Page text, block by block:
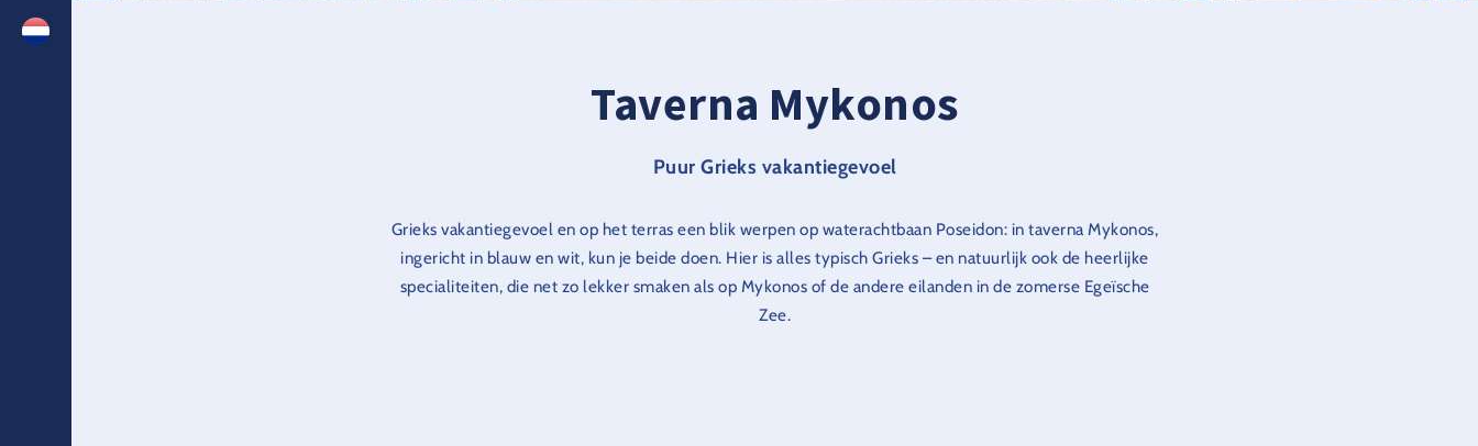
Taverna Mykonos
Puur Grieks vakantiegevoel
Grieks vakantiegevoel en op het terras een blik werpen op waterachtbaan Poseidon: in taverna Mykonos,
ingericht in blauw en wit, kun je beide doen. Hier is alles typisch Grieks – en natuurlijk ook de heerlijke
specialiteiten, die net zo lekker smaken als op Mykonos of de andere eilanden in de zomerse Egeïsche
Zee.